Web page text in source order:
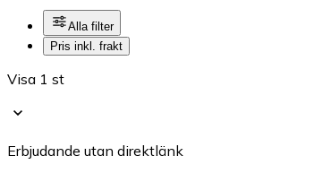
Alla filter
Pris inkl. frakt
Visa 1 st
Erbjudande utan direktlänk